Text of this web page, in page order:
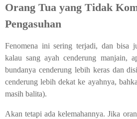
Orang Tua yang Tidak
Pengasuhan
Fenomena ini sering terjadi, dan bisa
kalau sang ayah cenderung manjain,
bundanya cenderung lebih keras dan
cenderung lebih dekat ke ayahnya,
masih balita).
Akan tetapi ada kelemahannya. Jika